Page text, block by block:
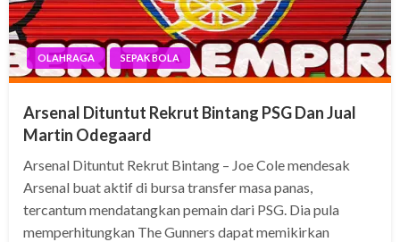
OLAHRAGA SEPAK BOLA
Arsenal Dituntut Rekrut Bintang PSG Dan Jual
Martin Odegaard
Arsenal Dituntut Rekrut Bintang – Joe Cole mendesak
Arsenal buat aktif di bursa transfer masa panas,
tercantum mendatangkan pemain dari PSG. Dia pula
memperhitungkan The Gunners dapat memikirkan